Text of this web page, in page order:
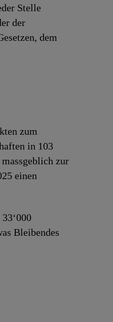
Stelle
der
dem
zum
in 103
zur
einen
Bleibendes